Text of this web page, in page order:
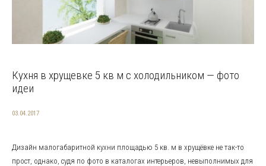
Кухня в хрущевке 5 кв м с холодильником — фото
идеи
03.04.2017
Дизайн малогабаритной кухни площадью 5 кв. м в хрущёвке не так-то
прост, однако, судя по фото в каталогах интерьеров, невыполнимых для